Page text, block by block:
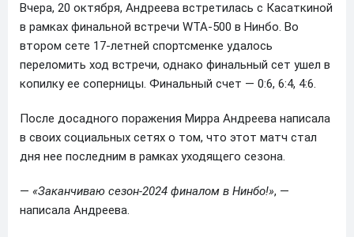
Вчера, 20 октября, Андреева встретилась с Касаткиной
в рамках финальной встречи WTA-500 в Нинбо. Во
втором сете 17-летней спортсменке удалось
переломить ход встречи, однако финальный сет ушел в
копилку ее соперницы. Финальный счет — 0:6, 6:4, 4:6.
После досадного поражения Мирра Андреева написала
в своих социальных сетях о том, что этот матч стал
дня нее последним в рамках уходящего сезона.
— «Заканчиваю сезон-2024 финалом в Нинбо!», —
написала Андреева.